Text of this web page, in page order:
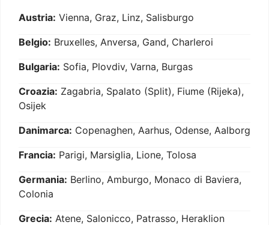
Austria: Vienna, Graz, Linz, Salisburgo
Belgio: Bruxelles, Anversa, Gand, Charleroi
Bulgaria: Sofia, Plovdiv, Varna, Burgas
Croazia: Zagabria, Spalato (Split), Fiume (Rijeka),
Osijek
Danimarca: Copenaghen, Aarhus, Odense, Aalborg
Francia: Parigi, Marsiglia, Lione, Tolosa
Germania: Berlino, Amburgo, Monaco di Baviera,
Colonia
Grecia: Atene, Salonicco, Patrasso, Heraklion